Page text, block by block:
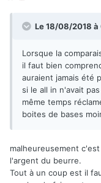
Le 18/08/2018 à
Lorsque la
il faut bien
auraient jamais été
si le all in n'avait
même temps
boites de bases
malheureusement
l'argent du beurre.
Tout à un coup est il